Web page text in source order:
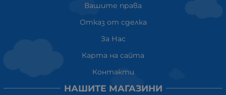
Вашите права
Отказ от сделка
За Нас
Карта на сайта
Контакти
НАШИТЕ МАГАЗИНИ